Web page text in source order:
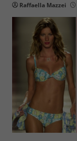
Raffaella Mazzei